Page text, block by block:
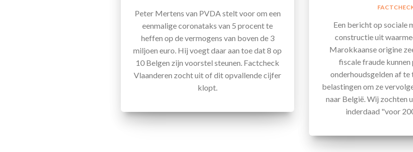
Peter Mertens van PVDA stelt voor om een
eenmalige coronataks van 5 procent te
heffen op de vermogens van boven de 3
miljoen euro. Hij voegt daar aan toe dat 8 op
10 Belgen zijn voorstel steunen. Factcheck
Vlaanderen zocht uit of dit opvallende cijfer
klopt.
Een bericht op sociale
constructie uit
Marokkaanse origine
fiscale fraude
onderhoudsgelden af te
belastingen om ze
naar België. Wij zochten
inderdaad "voor